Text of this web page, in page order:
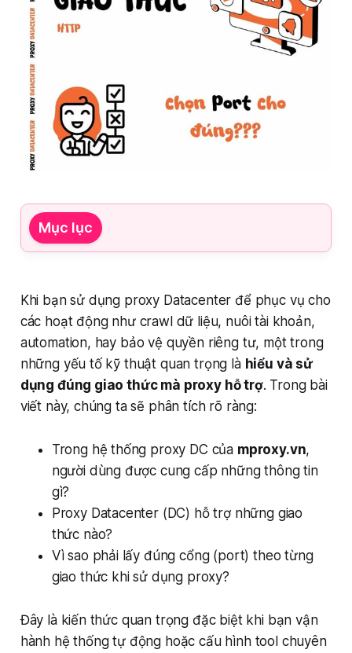
Mục lục
Khi bạn sử dụng proxy Datacenter để phục vụ cho
các hoạt động như crawl dữ liệu, nuôi tài khoản,
automation, hay bảo vệ quyền riêng tư, một trong
những yếu tố kỹ thuật quan trọng là hiểu và sử
dụng đúng giao thức mà proxy hỗ trợ. Trong bài
viết này, chúng ta sẽ phân tích rõ ràng:
Trong hệ thống proxy DC của mproxy.vn,
người dùng được cung cấp những thông tin
gì?
Proxy Datacenter (DC) hỗ trợ những giao
thức nào?
Vì sao phải lấy đúng cổng (port) theo từng
giao thức khi sử dụng proxy?
Đây là kiến thức quan trọng đặc biệt khi bạn vận
hành hệ thống tự động hoặc cấu hình tool chuyên